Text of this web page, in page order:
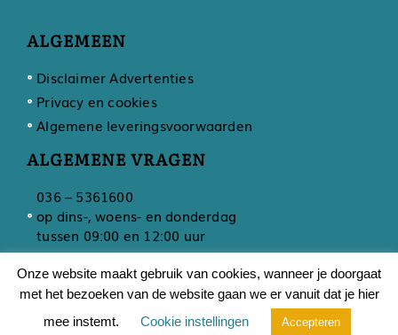
ALGEMEEN
Disclaimer Advertenties
Privacy en cookies
Algemene leveringsvoorwaarden
ALGEMENE VRAGEN
036 – 5361600
op dins-, woens- en donderdag
tussen 09:00 en 12:00 uur
Ontwikkeling doorDeveloping
Onze website maakt gebruik van cookies, wanneer je doorgaat
met het bezoeken van de website gaan we er vanuit dat je hier
mee instemt.
Cookie instellingen Accepteren